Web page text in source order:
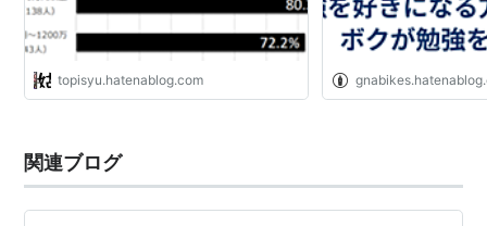
topisyu.hatenablog.com
関連ブログ